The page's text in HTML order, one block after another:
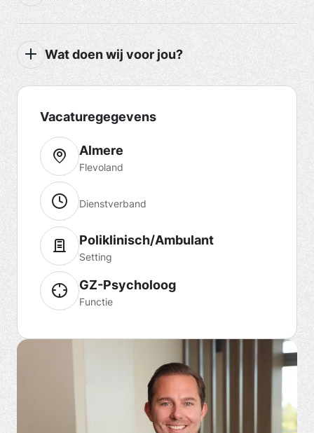
Wat doen wij voor jou?
Vacaturegegevens
Almere
Flevoland
Dienstverband
Poliklinisch/Ambulant
Setting
GZ-Psycholoog
Functie